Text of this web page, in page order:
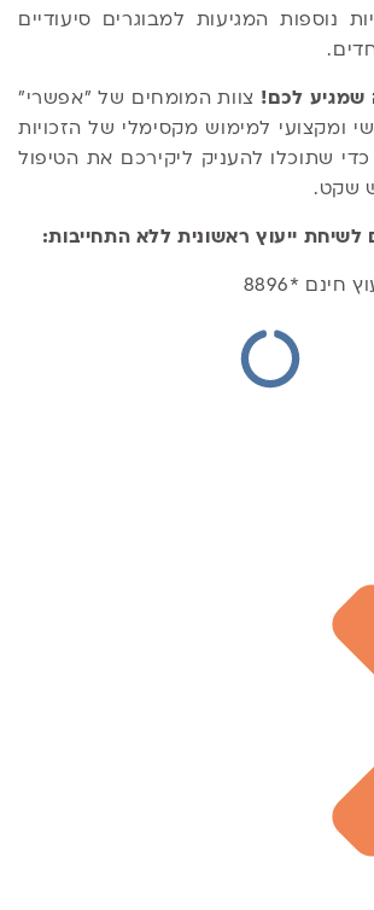
נוספות המגיעות למבוגרים סיעודיים
שמגיע לכם! צוות המומחים של "אפשרי"
ומקצועי למימוש מקסימלי של הזכויות
שתוכלו להעניק ליקירכם את הטיפול
שקט.
לשיחת ייעוץ ראשונית ללא התחייבות:
*8896